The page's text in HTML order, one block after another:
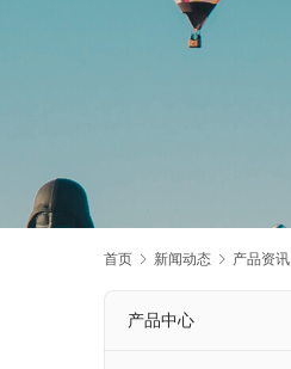
首页 新闻动态 产品资讯
产品中心